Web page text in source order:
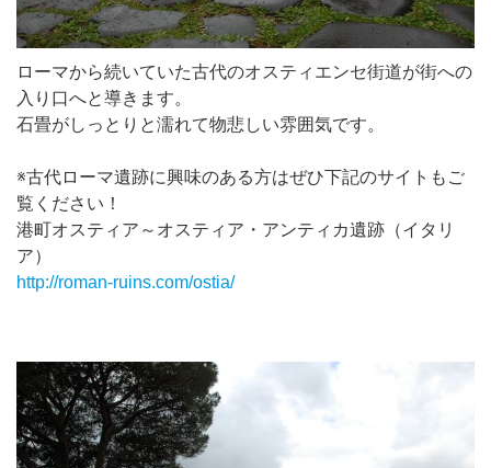
ローマから続いていた古代のオスティエンセ街道が街への
入り口へと導きます。
石畳がしっとりと濡れて物悲しい雰囲気です。
※古代ローマ遺跡に興味のある方はぜひ下記のサイトもご
覧ください！
港町オスティア～オスティア・アンティカ遺跡（イタリ
ア）
http://roman-ruins.com/ostia/